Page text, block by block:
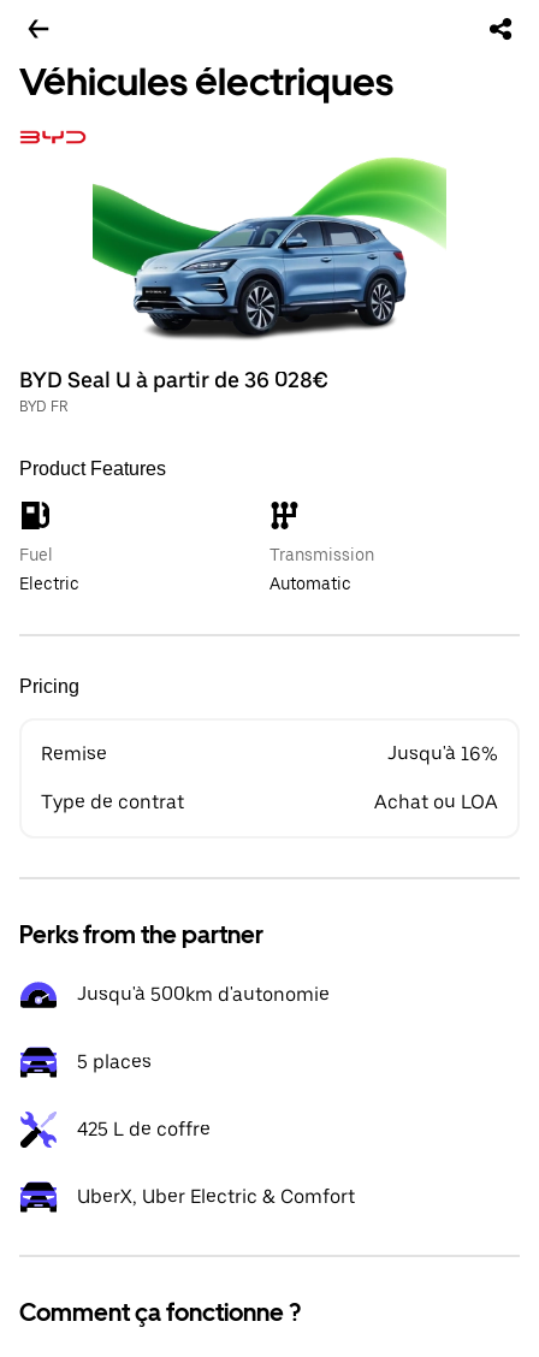
Véhicules électriques
BYD Seal U à partir de 36 028€
BYD FR
Product Features
Fuel
Electric
Transmission
Automatic
Pricing
Remise Jusqu'à 16%
Type de contrat Achat ou LOA
Perks from the partner
Jusqu'à 500km d'autonomie
5 places
425 L de coffre
UberX, Uber Electric & Comfort
Comment ça fonctionne ?